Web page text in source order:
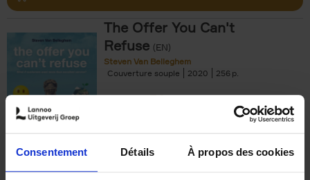
Consentement Détails À propos des cookies
The Offer You Can't
Refuse (EN)
Steven Van Belleghem
Couverture souple
2020 256
€37,50